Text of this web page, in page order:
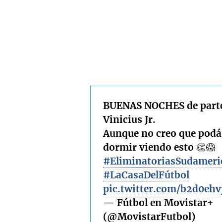
BUENAS NOCHES de
Vinicius Jr.
Aunque no creo que
dormir viendo esto 👏😱
#LaCasaDelFútbol
pic.twitter.com/
— Fútbol en Movistar+
(@MovistarFutbol)